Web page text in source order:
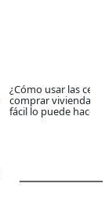
¿Cómo usar las
comprar vivienda
fácil lo puede hacer